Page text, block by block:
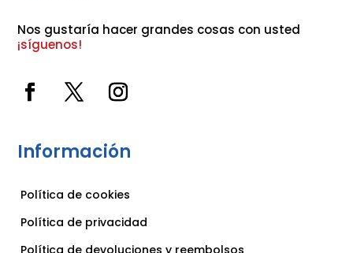
Nos gustaría hacer grandes cosas con usted
¡síguenos!
Información
Política de cookies
Política de privacidad
Política de devoluciones y reembolsos